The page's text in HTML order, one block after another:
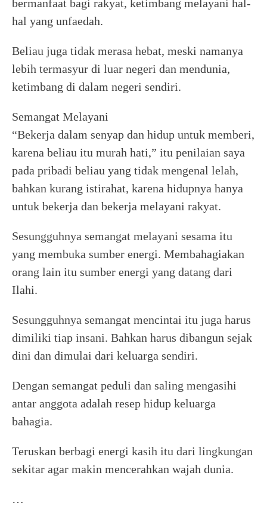
bermanfaat bagi rakyat, ketimbang melayani hal-
hal yang unfaedah.
Beliau juga tidak merasa hebat, meski namanya
lebih termasyur di luar negeri dan mendunia,
ketimbang di dalam negeri sendiri.
Semangat Melayani
“Bekerja dalam senyap dan hidup untuk memberi,
karena beliau itu murah hati,” itu penilaian saya
pada pribadi beliau yang tidak mengenal lelah,
bahkan kurang istirahat, karena hidupnya hanya
untuk bekerja dan bekerja melayani rakyat.
Sesungguhnya semangat melayani sesama itu
yang membuka sumber energi. Membahagiakan
orang lain itu sumber energi yang datang dari
Ilahi.
Sesungguhnya semangat mencintai itu juga harus
dimiliki tiap insani. Bahkan harus dibangun sejak
dini dan dimulai dari keluarga sendiri.
Dengan semangat peduli dan saling mengasihi
antar anggota adalah resep hidup keluarga
bahagia.
Teruskan berbagi energi kasih itu dari lingkungan
sekitar agar makin mencerahkan wajah dunia.
…